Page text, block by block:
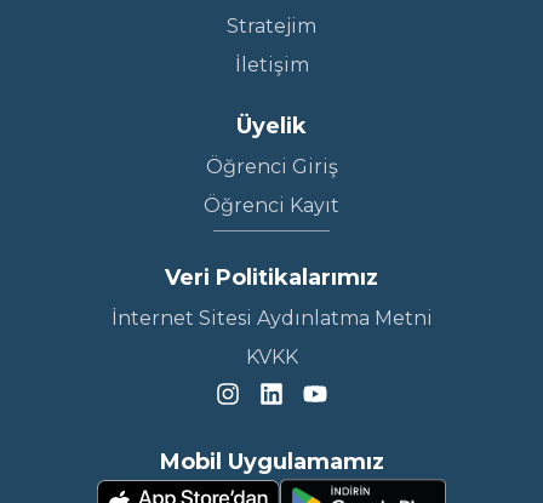
Stratejim
İletişim
Üyelik
Öğrenci Giriş
Öğrenci Kayıt
Veri Politikalarımız
İnternet Sitesi Aydınlatma Metni
KVKK
Mobil Uygulamamız